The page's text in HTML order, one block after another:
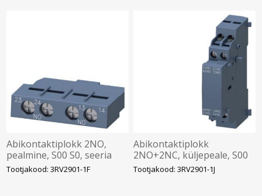
Abikontaktiplokk 2NO,
pealmine, S00 S0, seeria
3RV2, Siemens
Tootjakood: 3RV2901-1F
Abikontaktiplokk
2NO+2NC, küljepeale, S00
S0, seeria 3RV2, Siemens
Tootjakood: 3RV2901-1J